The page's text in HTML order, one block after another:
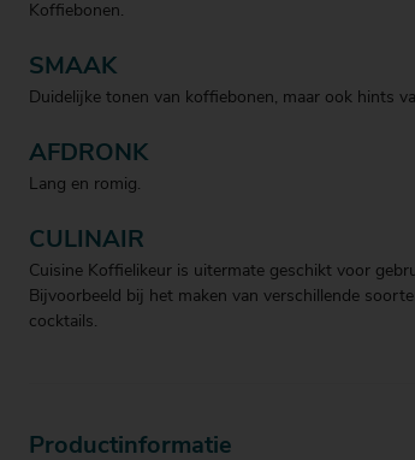
Koffiebonen.
SMAAK
Duidelijke tonen van koffiebonen, maar ook hints
AFDRONK
Lang en romig.
CULINAIR
Cuisine Koffielikeur is uitermate geschikt voor
Bijvoorbeeld bij het maken van verschillende
cocktails.
Productinformatie